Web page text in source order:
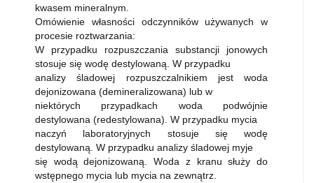
kwasem mineralnym.
Omówienie własności odczynników używanych w
procesie roztwarzania:
W przypadku rozpuszczania substancji jonowych
stosuje się wodę destylowaną. W przypadku
analizy śladowej rozpuszczalnikiem jest woda
dejonizowana (demineralizowana) lub w
niektórych przypadkach woda podwójnie
destylowana (redestylowana). W przypadku mycia
naczyń laboratoryjnych stosuje się wodę
destylowaną. W przypadku analizy śladowej myje
się wodą dejonizowaną. Woda z kranu służy do
wstępnego mycia lub mycia na zewnątrz.